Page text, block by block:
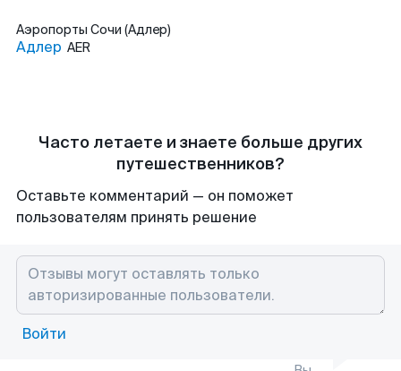
Аэропорты Сочи (Адлер)
Адлер AER
Часто летаете и знаете больше других
путешественников?
Оставьте комментарий — он поможет
пользователям принять решение
Войти